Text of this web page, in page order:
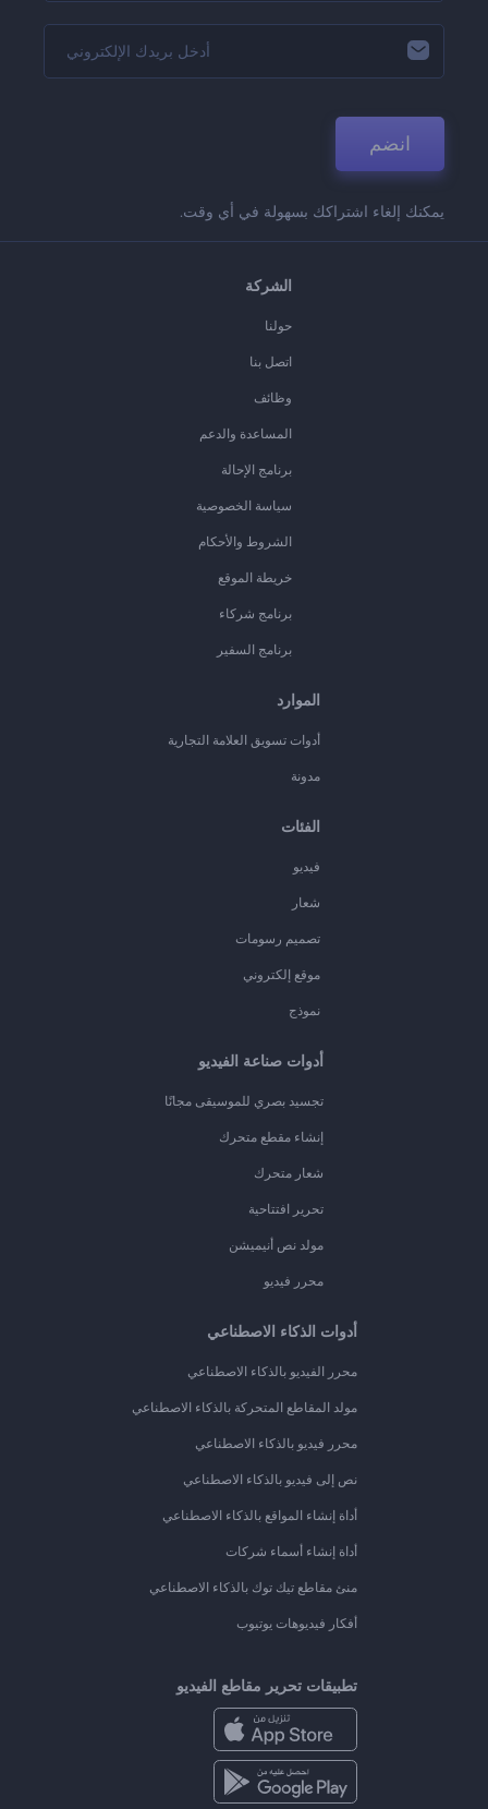
انضم
يمكنك إلغاء اشتراكك بسهولة في أي وقت.
الشركة
حولنا
اتصل بنا
وظائف
المساعدة والدعم
برنامج الإحالة
سياسة الخصوصية
الشروط والأحكام
خريطة الموقع
برنامج شركاء
برنامج السفير
الموارد
أدوات تسويق العلامة التجارية
مدونة
الفئات
فيديو
شعار
تصميم رسومات
موقع إلكتروني
نموذج
أدوات صناعة الفيديو
تجسيد بصري للموسيقى مجانًا
إنشاء مقطع متحرك
شعار متحرك
تحرير افتتاحية
مولد نص أنيميشن
محرر فيديو
أدوات الذكاء الاصطناعي
محرر الفيديو بالذكاء الاصطناعي
مولد المقاطع المتحركة بالذكاء الاصطناعي
محرر فيديو بالذكاء الاصطناعي
نص إلى فيديو بالذكاء الاصطناعي
أداة إنشاء المواقع بالذكاء الاصطناعي
أداة إنشاء أسماء شركات
منئ مقاطع تيك توك بالذكاء الاصطناعي
أفكار فيديوهات يوتيوب
تطبيقات تحرير مقاطع الفيديو